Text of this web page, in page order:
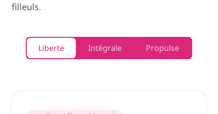
filleuls.
Liberté Intégrale Propulse